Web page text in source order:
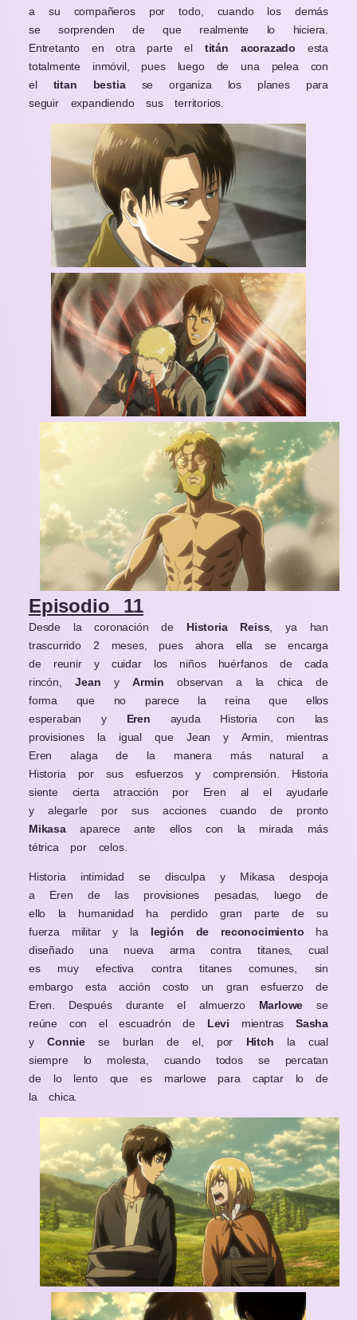
a su compañeros por todo, cuando los demás
se sorprenden de que realmente lo hiciera.
Entretanto en otra parte el titán acorazado esta
totalmente inmóvil, pues luego de una pelea con
el titan bestia se organiza los planes para
seguir expandiendo sus territorios.
Episodio 11
Desde la coronación de Historia Reiss , ya han
trascurrido 2 meses, pues ahora ella se encarga
de reunir y cuidar los niños huérfanos de cada
rincón,Jean yArminobservan a la chica de
forma que no parece la reina que ellos
esperaban y Eren ayuda Historia con las
provisiones la igual que Jean y Armin, mientras
Eren alaga de la manera más natural a
Historia por sus esfuerzos y comprensión. Historia
siente cierta atracción por Eren al el ayudarle
y alegarle por sus acciones cuando de pronto
Mikasaaparece ante ellos con la mirada más
tétrica por celos.
Historia intimidad se disculpa y Mikasa despoja
a Eren de las provisiones pesadas, luego de
ello la humanidad ha perdido gran parte de su
fuerza militar y la legión de reconocimiento ha
diseñado una nueva arma contra titanes, cual
es muy efectiva contra titanes comunes, sin
embargo esta acción costo un gran esfuerzo de
Eren. Después durante el almuerzo Marlowese
reúne con el escuadrón de Levi mientrasSasha
yConniese burlan de el, por Hitch la cual
siempre lo molesta, cuando todos se percatan
de lo lento que es marlowe para captar lo de
la chica.